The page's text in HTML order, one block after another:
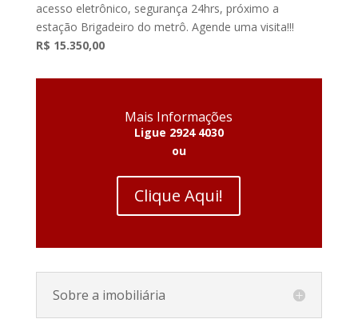
acesso eletrônico, segurança 24hrs, próximo a
estação Brigadeiro do metrô. Agende uma visita!!!
R$ 15.350,00
Mais Informações
Ligue 2924 4030
ou
Clique Aqui!
Sobre a imobiliária